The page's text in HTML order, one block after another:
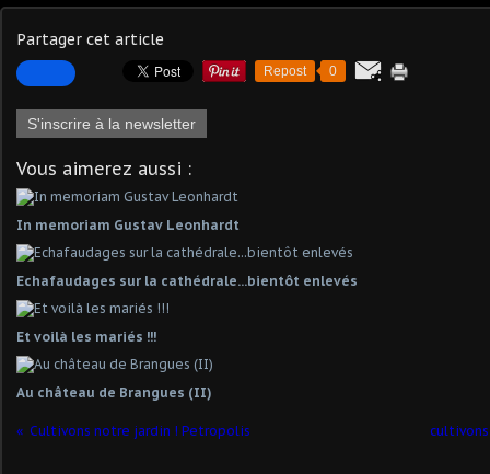
Partager cet article
Repost 0
S'inscrire à la newsletter
Vous aimerez aussi :
In memoriam Gustav Leonhardt
Echafaudages sur la cathédrale...bientôt enlevés
Et voilà les mariés !!!
Au château de Brangues (II)
Cultivons notre jardin ! Petropolis